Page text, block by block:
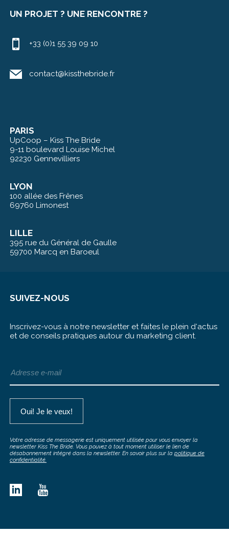
UN PROJET ? UNE RENCONTRE ?
+33 (0)1 55 39 09 10
contact@kissthebride.fr
PARIS
UpCoop – Kiss The Bride
9-11 boulevard Louise Michel
92230 Gennevilliers
LYON
100 allée des Frênes
69760 Limonest
LILLE
395 rue du Général de Gaulle
59700 Marcq en Baroeul
SUIVEZ-NOUS
Inscrivez-vous à notre newsletter et faites le plein d‘actus
et de conseils pratiques autour du marketing client.
Votre adresse de messagerie est uniquement utilisée pour vous envoyer la
newsletter Kiss The Bride. Vous pouvez à tout moment utiliser le lien de
désabonnement intégré dans la newsletter. En savoir plus sur la politique de
confidentialité.